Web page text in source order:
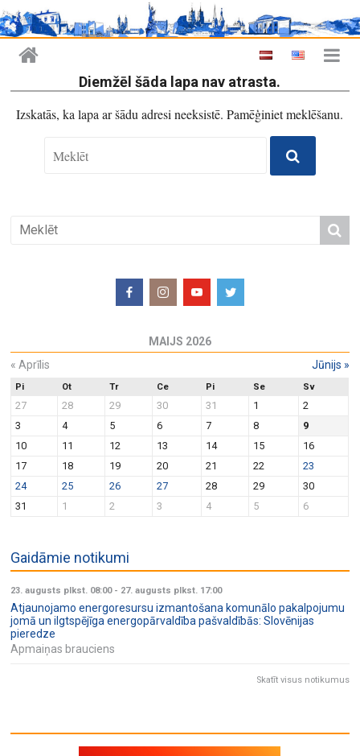
Diemžēl šāda lapa nav atrasta.
Izskatās, ka lapa ar šādu adresi neeksistē. Pamēģiniet meklēšanu.
MAIJS 2026
« Aprīlis Jūnijs »
Pi Ot Tr Ce Pi Se Sv
27 28 29 30 31 1
2
3
4 5 6 7 8
9
10
11 12 13 14 15
16
17
18 19 20 21 22
23
24
25 26 27 28 29
30
31
1 2 3 4 5 6
Gaidāmie notikumi
23. augusts plkst. 08:00- 27. augusts plkst. 17:00
Atjaunojamo energoresursu izmantošana komunālo pakalpojumu
jomā un ilgtspējīga energopārvaldība pašvaldībās: Slovēnijas
pieredze
Apmaiņas brauciens
Skatīt visus notikumus